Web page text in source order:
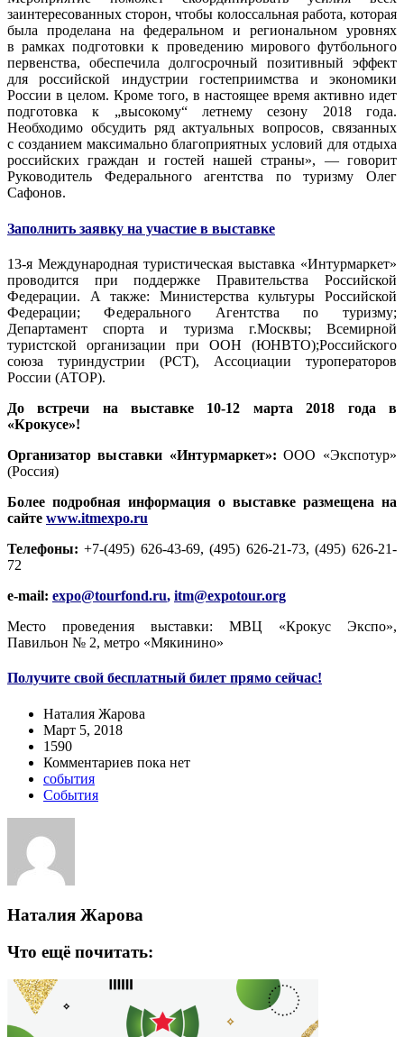
заинтересованных сторон, чтобы колоссальная работа, которая
была проделана на федеральном и региональном уровнях
в рамках подготовки к проведению мирового футбольного
первенства, обеспечила долгосрочный позитивный эффект
для российской индустрии гостеприимства и экономики
России в целом. Кроме того, в настоящее время активно идет
подготовка к „высокому“ летнему сезону 2018 года.
Необходимо обсудить ряд актуальных вопросов, связанных
с созданием максимально благоприятных условий для отдыха
российских граждан и гостей нашей страны», — говорит
Руководитель Федерального агентства по туризму Олег
Сафонов.
Заполнить заявку на участие в выставке
13-я Международная туристическая выставка «Интурмаркет»
проводится при поддержке Правительства Российской
Федерации. А также: Министерства культуры Российской
Федерации; Федерального Агентства по туризму;
Департамент спорта и туризма г.Москвы; Всемирной
туристской организации при ООН (ЮНВТО);Российского
союза туриндустрии (РСТ), Ассоциации туроператоров
России (АТОР).
До встречи на выставке 10-12 марта 2018 года в
«Крокусе»!
Организатор выставки «Интурмаркет»: ООО «Экспотур»
(Россия)
Более подробная информация о выставке размещена на
сайте www.itmexpo.ru
Телефоны: +7-(495) 626-43-69, (495) 626-21-73, (495) 626-21-
72
e-mail: expo@tourfond.ru, itm@expotour.org
Место проведения выставки: МВЦ «Крокус Экспо»,
Павильон № 2, метро «Мякинино»
Получите свой бесплатный билет прямо сейчас!
Наталия Жарова
Март 5, 2018
1590
Комментариев пока нет
события
События
Наталия Жарова
Что ещё почитать: